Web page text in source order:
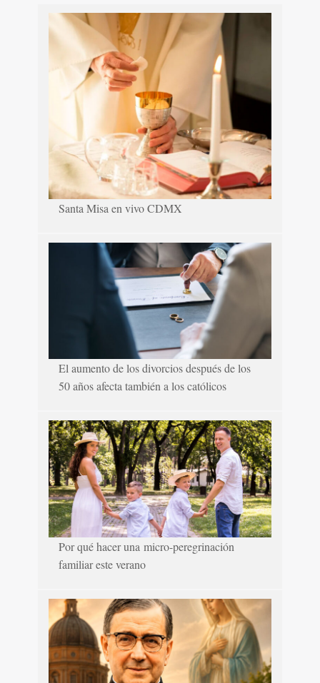
Santa Misa en vivo CDMX
El aumento de los divorcios después de los
50 años afecta también a los católicos
Por qué hacer una micro-peregrinación
familiar este verano